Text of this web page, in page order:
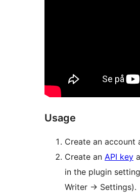
Usage
Create an account
Create an API key
in the plugin
Writer -> Settings).